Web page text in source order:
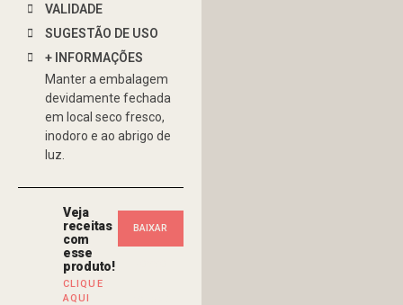
VALIDADE
SUGESTÃO DE USO
+ INFORMAÇÕES
Manter a embalagem
devidamente fechada
em local seco fresco,
inodoro e ao abrigo de
luz.
Veja
receitas
com
esse
produto!
CLIQUE
AQUI
BAIXAR